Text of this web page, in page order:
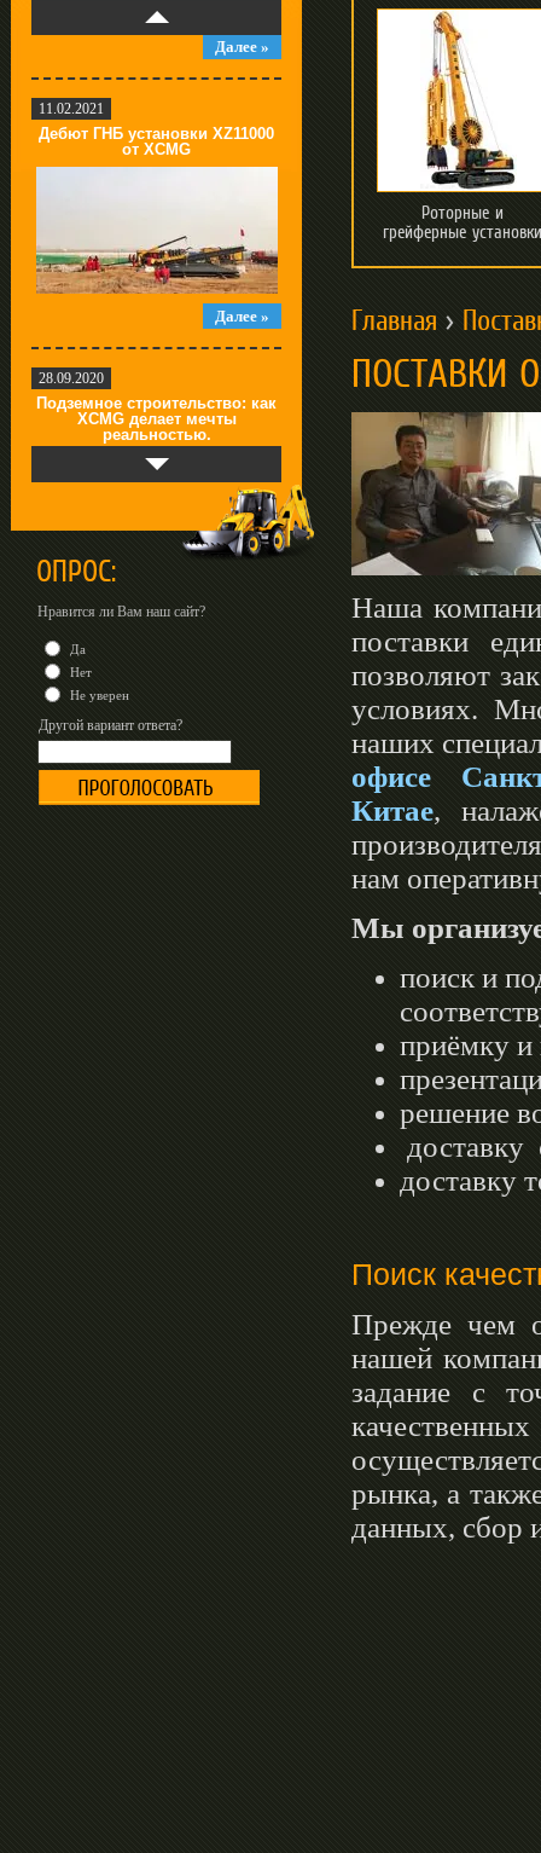
Далее »
11.02.2021
Дебют ГНБ установки XZ11000
от XCMG
Далее »
28.09.2020
Подземное строительство: как
XCMG делает мечты
реальностью.
«Подземные города» от XCMG
ОПРОС:
Нравится ли Вам наш сайт?
Да
Нет
Не уверен
Другой вариант ответа?
Роторные и
грейферные установки
Главная >
ПОСТАВКИ
Наша
поставки
позволяют
условиях.
наших
офисе
Китае,
нам
Мы
поиск и
приёмку и
решение
доставку
доставку
Поиск
Прежде чем
нашей
задание с
рынка, а
данных, сбор